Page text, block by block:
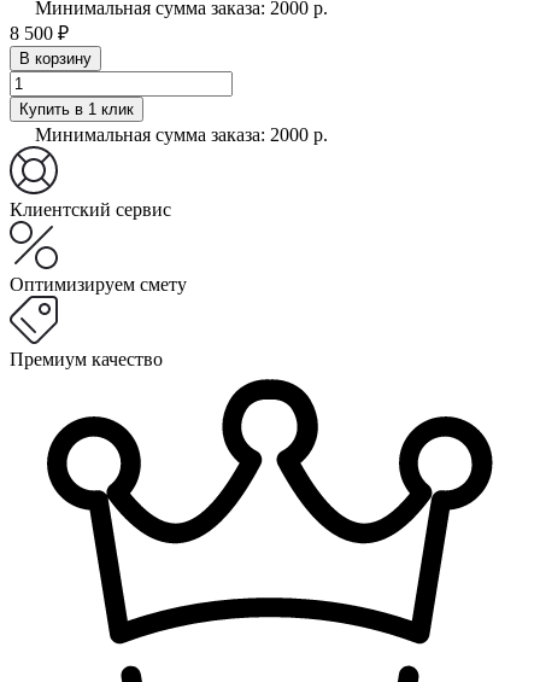
Минимальная сумма заказа: 2000 р.
8 500 ₽
В корзину
Купить в 1 клик
Минимальная сумма заказа: 2000 р.
Клиентский сервис
Оптимизируем смету
Премиум качество